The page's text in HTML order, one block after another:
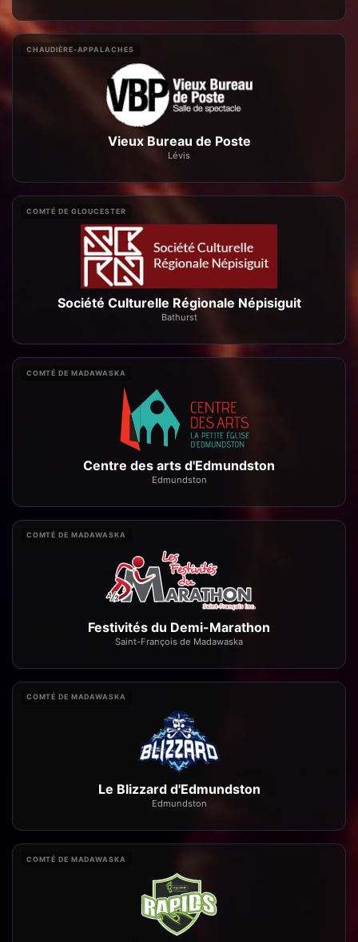
CHAUDIÈRE-APPALACHES
Vieux Bureau de Poste
Lévis
COMTÉ DE GLOUCESTER
Société Culturelle Régionale Népisiguit
Bathurst
COMTÉ DE MADAWASKA
Centre des arts d'Edmundston
Edmundston
COMTÉ DE MADAWASKA
Festivités du Demi-Marathon
Saint-François de Madawaska
COMTÉ DE MADAWASKA
Le Blizzard d'Edmundston
Edmundston
COMTÉ DE MADAWASKA